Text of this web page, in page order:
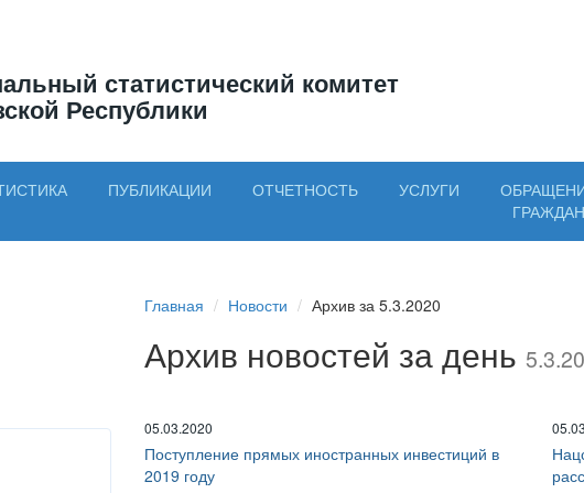
статистический комитет
Республики
ПУБЛИКАЦИИ ОТЧЕТНОСТЬ УСЛУГИ
ГРАЖДАН
Главная Новости Архив за 5.3.2020
Архив новостей за день
05.03.2020
Поступление прямых иностранных инвестиций в
2019 году